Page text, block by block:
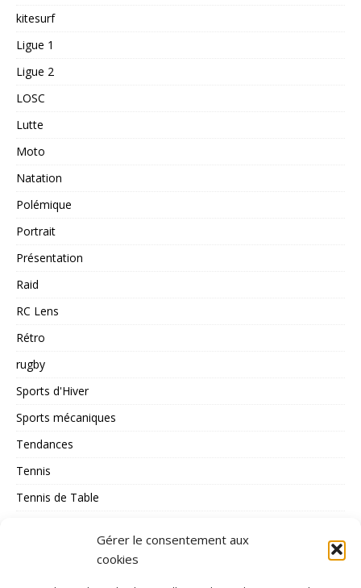
Gérer le consentement aux
cookies
kitesurf
Ligue 1
Ligue 2
LOSC
Lutte
Moto
Natation
Polémique
Portrait
Présentation
Raid
RC Lens
Rétro
rugby
Sports d'Hiver
Sports mécaniques
Tendances
Tennis
Tennis de Table